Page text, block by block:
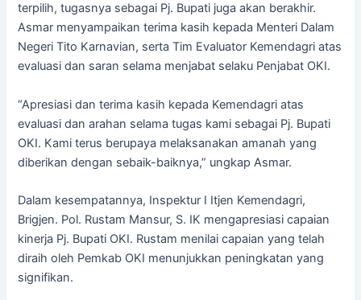
terpilih, tugasnya sebagai Pj. Bupati juga akan berakhir.
Asmar menyampaikan terima kasih kepada Menteri Dalam
Negeri Tito Karnavian, serta Tim Evaluator Kemendagri atas
evaluasi dan saran selama menjabat selaku Penjabat OKI.
“Apresiasi dan terima kasih kepada Kemendagri atas
evaluasi dan arahan selama tugas kami sebagai Pj. Bupati
OKI. Kami terus berupaya melaksanakan amanah yang
diberikan dengan sebaik-baiknya,” ungkap Asmar.
Dalam kesempatannya, Inspektur I Itjen Kemendagri,
Brigjen. Pol. Rustam Mansur, S. IK mengapresiasi capaian
kinerja Pj. Bupati OKI. Rustam menilai capaian yang telah
diraih oleh Pemkab OKI menunjukkan peningkatan yang
signifikan.